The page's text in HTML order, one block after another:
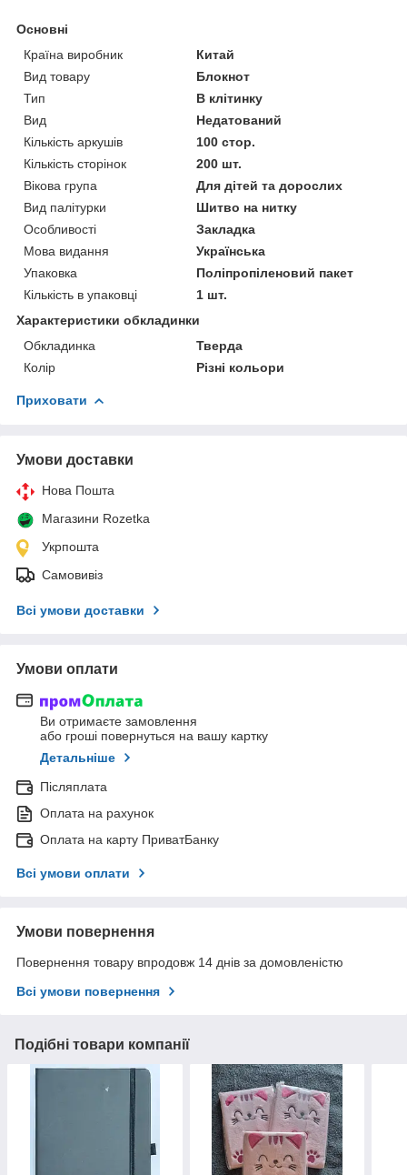
Основні
Країна виробник
Китай
Вид товару
Блокнот
Тип
В клітинку
Вид
Недатований
Кількість аркушів
100 стор.
Кількість сторінок
200 шт.
Вікова група
Для дітей та дорослих
Вид палітурки
Шитво на нитку
Особливості
Закладка
Мова видання
Українська
Упаковка
Поліпропіленовий пакет
Кількість в упаковці
1 шт.
Характеристики обкладинки
Обкладинка
Тверда
Колір
Різні кольори
Приховати
Умови доставки
Нова Пошта
Магазини Rozetka
Укрпошта
Самовивіз
Всі умови доставки
Умови оплати
Ви отримаєте замовлення
або гроші повернуться на вашу картку
Детальніше
Післяплата
Оплата на рахунок
Оплата на карту ПриватБанку
Всі умови оплати
Умови повернення
Повернення товару впродовж 14 днів за домовленістю
Всі умови повернення
Подібні товари компанії